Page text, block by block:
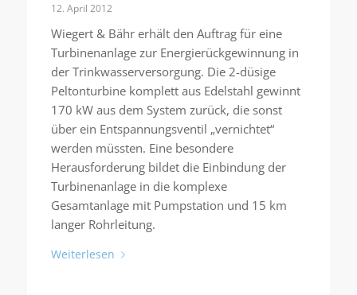
12. April 2012
Wiegert & Bähr erhält den Auftrag für eine
Turbinenanlage zur Energierückgewinnung in
der Trinkwasserversorgung. Die 2-düsige
Peltonturbine komplett aus Edelstahl gewinnt
170 kW aus dem System zurück, die sonst
über ein Entspannungsventil „vernichtet“
werden müssten. Eine besondere
Herausforderung bildet die Einbindung der
Turbinenanlage in die komplexe
Gesamtanlage mit Pumpstation und 15 km
langer Rohrleitung.
Weiterlesen